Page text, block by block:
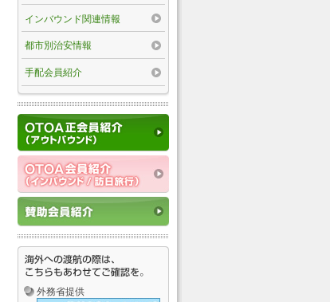
インバウンド関連情報
都市別治安情報
手配会員紹介
外務省提供